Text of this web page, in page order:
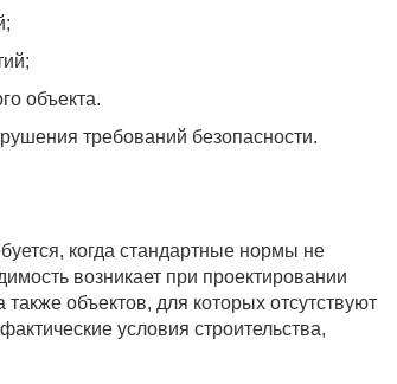
объекта.
требований безопасности.
когда стандартные нормы не
возникает при проектировании
объектов, для которых отсутствуют
условия строительства,